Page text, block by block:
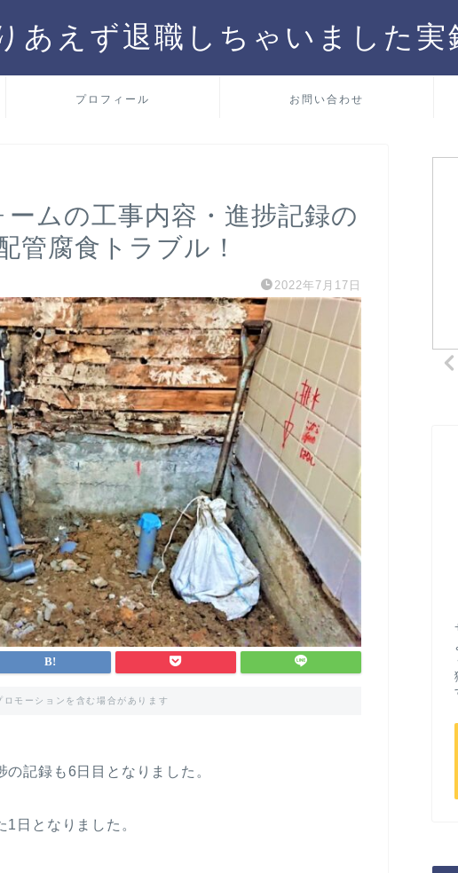
あえず退職しちゃいました実
プロフィール お問い合わせ
ムの工事内容・進捗記録の
腐食トラブル！
2022年7月17日
ロモーションを含む場合があります
記録も6日目となりました。
日となりました。